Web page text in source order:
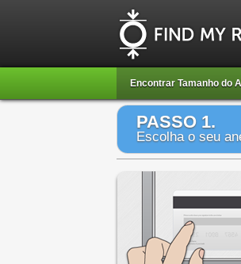
Encontrar Tamanho do
PASSO 1.
Escolha o seu